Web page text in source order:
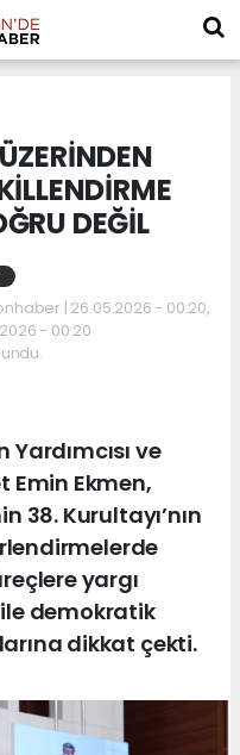
DEĞİL
| 26.05.2026 - 00:20,
- 00:20
ve
Emin Ekmen,
38. Kurultayı’nın
yargı
demokratik
dikkat çekti.